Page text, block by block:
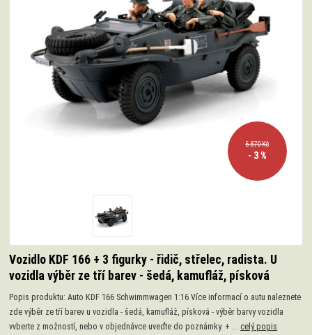
6 870 Kč
- 3 %
Vozidlo KDF 166 + 3 figurky - řidič, střelec, radista. U
vozidla výběr ze tří barev - šedá, kamufláž, písková
Popis produktu: Auto KDF 166 Schwimmwagen 1:16 Více informací o autu naleznete
zde výběr ze tří barev u vozidla - šedá, kamufláž, písková - výběr barvy vozidla
vvberte z možností, nebo v objednávce uveďte do poznámky. + ... celý popis